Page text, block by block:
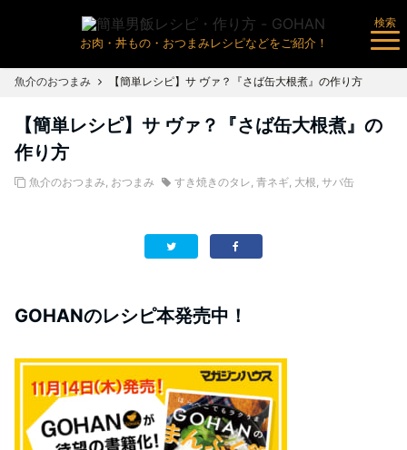
お肉・丼もの・おつまみレシピなどをご紹介！
検索
魚介のおつまみ 【簡単レシピ】サ ヴァ？『さば缶大根煮』の作り方
【簡単レシピ】サ ヴァ？『さば缶大根煮』の
作り方
魚介のおつまみ, おつまみ すき焼きのタレ, 青ネギ, 大根, サバ缶
GOHANのレシピ本発売中！